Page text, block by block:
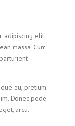
adipiscing elit.
massa. Cum
eu, pretium
Donec pede
arcu.